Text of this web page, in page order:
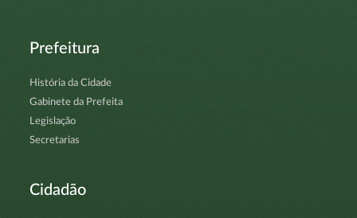
Prefeitura
História da Cidade
Gabinete da Prefeita
Legislação
Secretarias
Cidadão